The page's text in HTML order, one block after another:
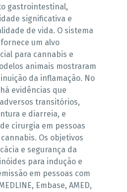
gastrointestinal,
significativa e
de vida. O sistema
um alvo
para cannabis e
animais mostraram
da inflamação. No
evidências que
transitórios,
e diarreia, e
cirurgia em pessoas
Os objetivos
e segurança da
para indução e
em pessoas com
Embase, AMED,